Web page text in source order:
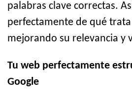
palabras clave correctas.
perfectamente de qué
mejorando su relevancia y
Tu web perfectamente
Google